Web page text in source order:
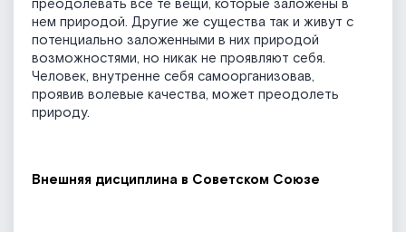
преодолевать все те вещи, которые заложены в
нем природой. Другие же существа так и живут с
потенциально заложенными в них природой
возможностями, но никак не проявляют себя.
Человек, внутренне себя самоорганизовав,
проявив волевые качества, может преодолеть
природу.
Внешняя дисциплина в Советском Союзе